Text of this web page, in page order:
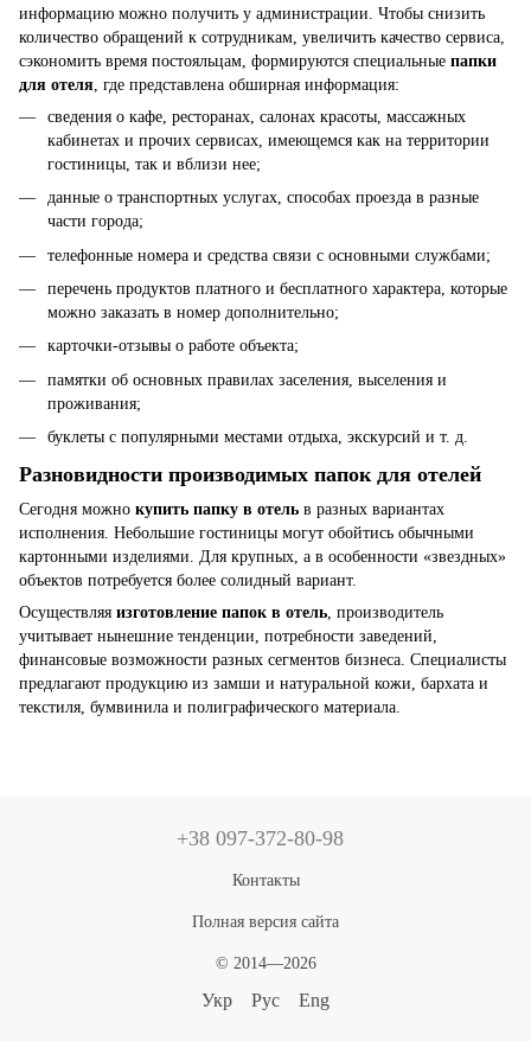
информацию можно получить у администрации. Чтобы снизить
количество обращений к сотрудникам, увеличить качество сервиса,
сэкономить время постояльцам, формируются специальные папки
для отеля , где представлена обширная информация:
сведения о кафе, ресторанах, салонах красоты, массажных
кабинетах и прочих сервисах, имеющемся как на территории
гостиницы, так и вблизи нее;
данные о транспортных услугах, способах проезда в разные
части города;
телефонные номера и средства связи с основными службами;
перечень продуктов платного и бесплатного характера, которые
можно заказать в номер дополнительно;
карточки-отзывы о работе объекта;
памятки об основных правилах заселения, выселения и
проживания;
буклеты с популярными местами отдыха, экскурсий и т. д.
Разновидности производимых папок для отелей
Сегодня можно купить папку в отель в разных вариантах
исполнения. Небольшие гостиницы могут обойтись обычными
картонными изделиями. Для крупных, а в особенности «звездных»
объектов потребуется более солидный вариант.
Осуществляя изготовление папок в отель , производитель
учитывает нынешние тенденции, потребности заведений,
финансовые возможности разных сегментов бизнеса. Специалисты
предлагают продукцию из замши и натуральной кожи, бархата и
текстиля, бумвинила и полиграфического материала.
+38 097-372-80-98
Контакты
Полная версия сайта
© 2014—2026
Укр Рус Eng